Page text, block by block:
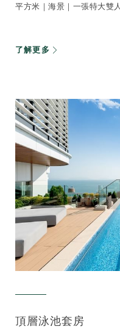
平方米｜海景｜一張特大雙
了解更多
頂層泳池套房